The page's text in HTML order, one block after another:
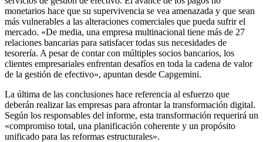
monetarios hace que su supervivencia se vea amenazada y que sean
más vulnerables a las alteraciones comerciales que pueda sufrir el
mercado. «De media, una empresa multinacional tiene más de 27
relaciones bancarias para satisfacer todas sus necesidades de
tesorería. A pesar de contar con múltiples socios bancarios, los
clientes empresariales enfrentan desafíos en toda la cadena de valor
de la gestión de efectivo», apuntan desde Capgemini.
La última de las conclusiones hace referencia al esfuerzo que
deberán realizar las empresas para afrontar la transformación digital.
Según los responsables del informe, esta transformación requerirá un
«compromiso total, una planificación coherente y un propósito
unificado para las reformas estructurales».